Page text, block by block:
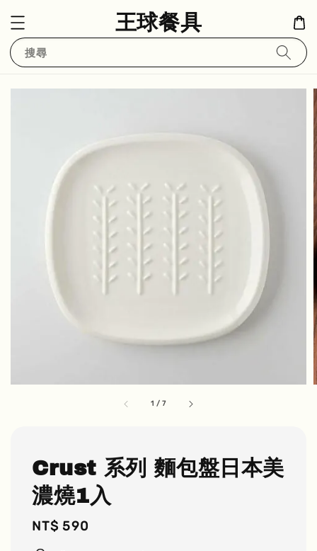
王球餐具
搜尋
1 /7
Crust 系列 麵包盤日本美
濃燒1入
Regular
price
NT$ 590